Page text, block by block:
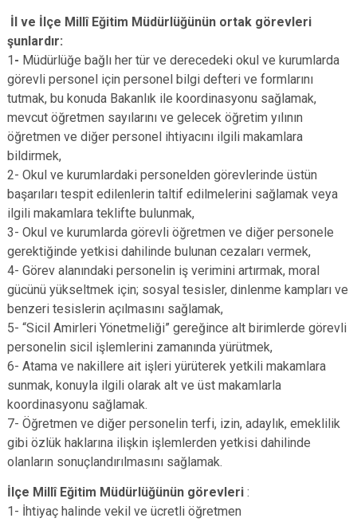
İl ve İlçe Millî Eğitim Müdürlüğünün ortak görevleri
şunlardır:
1- Müdürlüğe bağlı her tür ve derecedeki okul ve kurumlarda
görevli personel için personel bilgi defteri ve formlarını
tutmak, bu konuda Bakanlık ile koordinasyonu sağlamak,
mevcut öğretmen sayılarını ve gelecek öğretim yılının
öğretmen ve diğer personel ihtiyacını ilgili makamlara
bildirmek,
2- Okul ve kurumlardaki personelden görevlerinde üstün
başarıları tespit edilenlerin taltif edilmelerini sağlamak veya
ilgili makamlara teklifte bulunmak,
3- Okul ve kurumlarda görevli öğretmen ve diğer personele
gerektiğinde yetkisi dahilinde bulunan cezaları vermek,
4- Görev alanındaki personelin iş verimini artırmak, moral
gücünü yükseltmek için; sosyal tesisler, dinlenme kampları ve
benzeri tesislerin açılmasını sağlamak,
5- “Sicil Amirleri Yönetmeliği” gereğince alt birimlerde görevli
personelin sicil işlemlerini zamanında yürütmek,
6- Atama ve nakillere ait işleri yürüterek yetkili makamlara
sunmak, konuyla ilgili olarak alt ve üst makamlarla
koordinasyonu sağlamak.
7- Öğretmen ve diğer personelin terfi, izin, adaylık, emeklilik
gibi özlük haklarına ilişkin işlemlerden yetkisi dahilinde
olanların sonuçlandırılmasını sağlamak.
İlçe Millî Eğitim Müdürlüğünün görevleri :
1- İhtiyaç halinde vekil ve ücretli öğretmen